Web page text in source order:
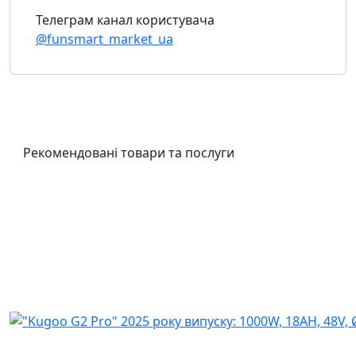
Телеграм канал користувача
@funsmart_market_ua
Рекомендовані товари та послуги